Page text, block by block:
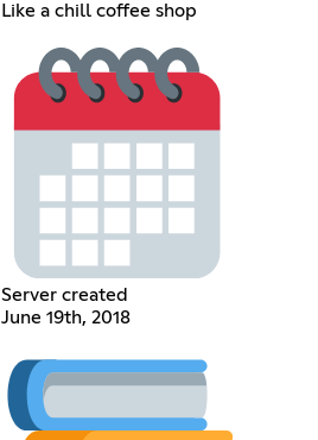
Like a chill coffee shop
Server created
June 19th, 2018